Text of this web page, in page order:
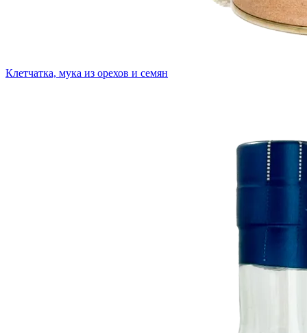
Клетчатка, мука из орехов и семян